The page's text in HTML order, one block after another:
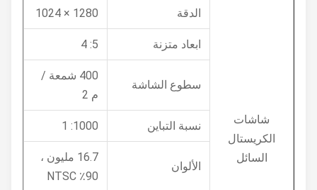
شاشات
الكريستال
السائل
الدقة 1280 × 1024
ابعاد متزنة
سطوع الشاشة
400 شمعة /
نسبة التباين 1000: 1
الألوان
16.7 مليون ،